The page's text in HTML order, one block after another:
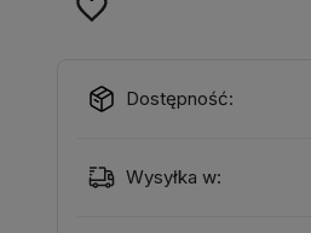
Dostępność:
Wysyłka w: